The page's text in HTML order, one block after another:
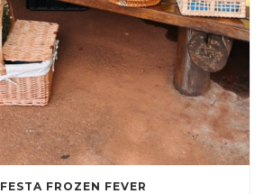
FESTA FROZEN FEVER